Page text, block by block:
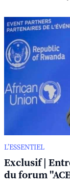
L’ESSENTIEL
Exclusif |
du forum